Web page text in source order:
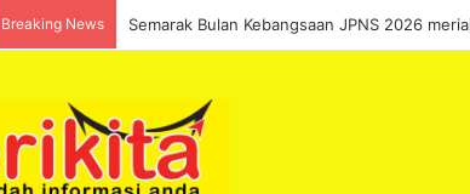
Breaking News Pelantikan sebagai Exco satu amanah besar